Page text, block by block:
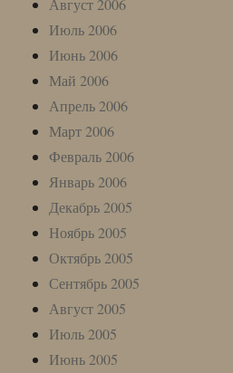
Август 2006
Июль 2006
Июнь 2006
Май 2006
Апрель 2006
Март 2006
Февраль 2006
Январь 2006
Декабрь 2005
Ноябрь 2005
Октябрь 2005
Сентябрь 2005
Август 2005
Июль 2005
Июнь 2005